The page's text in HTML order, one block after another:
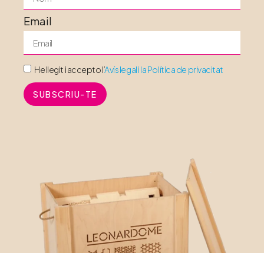
Email
He llegit i accepto l’Avís legal i la Política de privacitat
SUBSCRIU-TE